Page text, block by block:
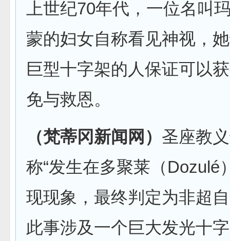
上世纪70年代，一位名叫
蒙的妇女自称看见神视，
巨型十字架的人保证可以
免与救恩。
（梵蒂冈新闻网） 圣座教
称“发生在多聚莱（Dozulé
现现象，最终判定为非超
此事涉及一个巨大发光十